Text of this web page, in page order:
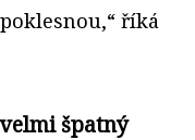
říká
špatný